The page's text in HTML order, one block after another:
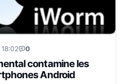
0
contamine les
Android